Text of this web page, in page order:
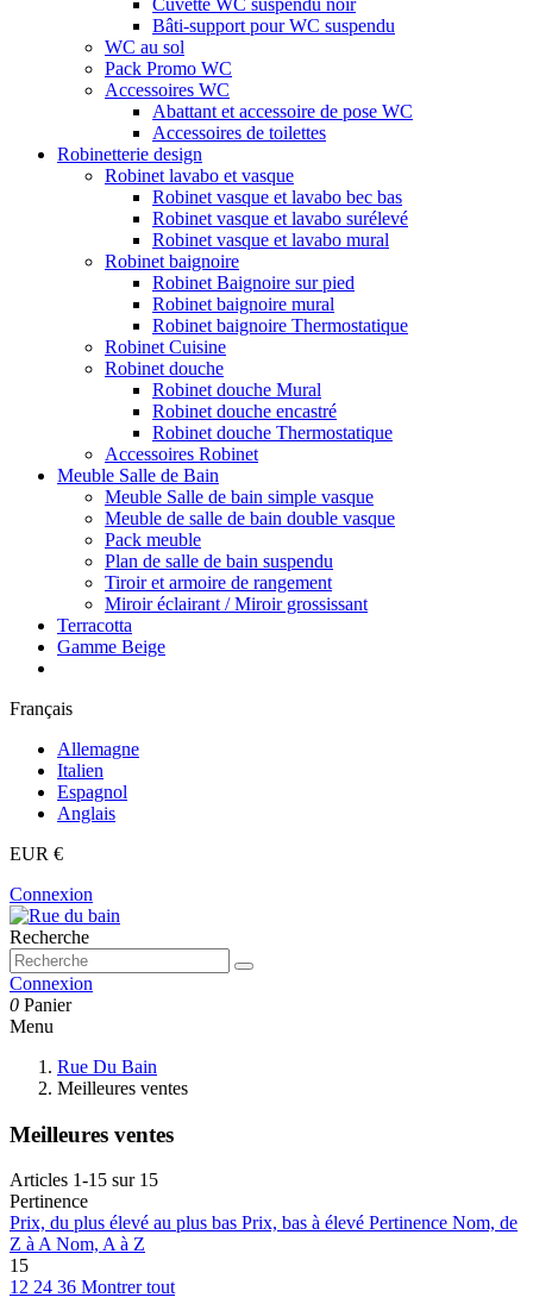
Cuvette WC suspendu noir
Bâti-support pour WC suspendu
WC au sol
Pack Promo WC
Accessoires WC
Abattant et accessoire de pose WC
Accessoires de toilettes
Robinetterie design
Robinet lavabo et vasque
Robinet vasque et lavabo bec bas
Robinet vasque et lavabo surélevé
Robinet vasque et lavabo mural
Robinet baignoire
Robinet Baignoire sur pied
Robinet baignoire mural
Robinet baignoire Thermostatique
Robinet Cuisine
Robinet douche
Robinet douche Mural
Robinet douche encastré
Robinet douche Thermostatique
Accessoires Robinet
Meuble Salle de Bain
Meuble Salle de bain simple vasque
Meuble de salle de bain double vasque
Pack meuble
Plan de salle de bain suspendu
Tiroir et armoire de rangement
Miroir éclairant / Miroir grossissant
Terracotta
Gamme Beige
Français
Allemagne
Italien
Espagnol
Anglais
EUR €
Connexion
Recherche
Connexion
0 Panier
Menu
Rue Du Bain
Meilleures ventes
Meilleures ventes
Articles 1-15 sur 15
Pertinence
Prix, du plus élevé au plus bas Prix, bas à élevé Pertinence Nom, de
Z à ANom, A à Z
15
12 24 36 Montrer tout